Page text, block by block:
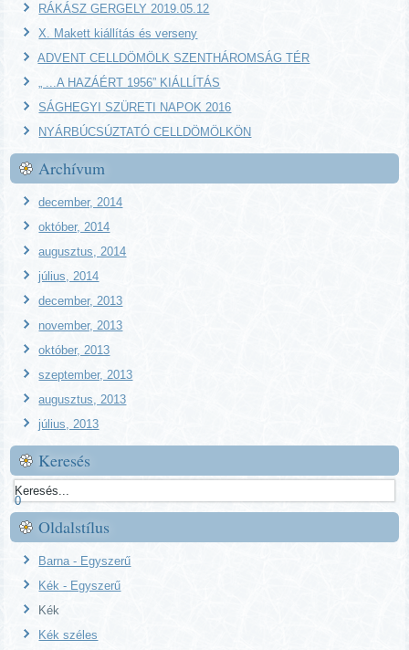
RÁKÁSZ GERGELY 2019.05.12
X. Makett kiállítás és verseny
ADVENT CELLDÖMÖLK SZENTHÁROMSÁG TÉR
„ ...A HAZÁÉRT 1956” KIÁLLÍTÁS
SÁGHEGYI SZÜRETI NAPOK 2016
NYÁRBÚCSÚZTATÓ CELLDÖMÖLKÖN
Archívum
december, 2014
október, 2014
augusztus, 2014
július, 2014
december, 2013
november, 2013
október, 2013
szeptember, 2013
augusztus, 2013
július, 2013
Keresés
0
Oldalstílus
Barna - Egyszerű
Kék - Egyszerű
Kék
Kék széles